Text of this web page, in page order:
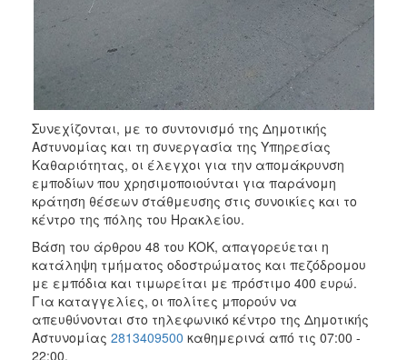
Συνεχίζονται, με το συντονισμό της Δημοτικής
Αστυνομίας και τη συνεργασία της Υπηρεσίας
Καθαριότητας, οι έλεγχοι για την απομάκρυνση
εμποδίων που χρησιμοποιούνται για παράνομη
κράτηση θέσεων στάθμευσης στις συνοικίες και το
κέντρο της πόλης του Ηρακλείου.
Βάση του άρθρου 48 του ΚΟΚ, απαγορεύεται η
κατάληψη τμήματος οδοστρώματος και πεζόδρομου
με εμπόδια και τιμωρείται με πρόστιμο 400 ευρώ.
Για καταγγελίες, οι πολίτες μπορούν να
απευθύνονται στο τηλεφωνικό κέντρο της Δημοτικής
Αστυνομίας 2813409500 καθημερινά από τις 07:00 -
22:00.